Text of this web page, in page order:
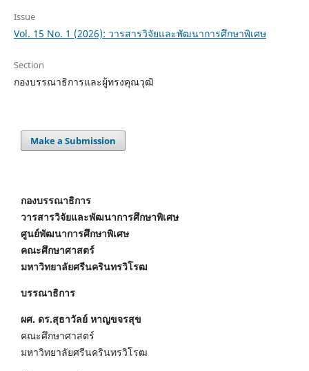
Issue
Vol. 15 No. 1 (2026): วารสารวิจัยและพัฒนาการศึกษาพิเศษ
Section
กองบรรณาธิการและผู้ทรงคุณวุฒิ
Make a Submission
กองบรรณาธิการ
วารสารวิจัยและพัฒนาการศึกษาพิเศษ
ศูนย์พัฒนาการศึกษาพิเศษ
คณะศึกษาศาสตร์
มหาวิทยาลัยศรีนครินทรวิโรฒ
บรรณาธิการ
ผศ. ดร.สุธาวัลย์ หาญขจรสุข
คณะศึกษาศาสตร์
มหาวิทยาลัยศรีนครินทรวิโรฒ